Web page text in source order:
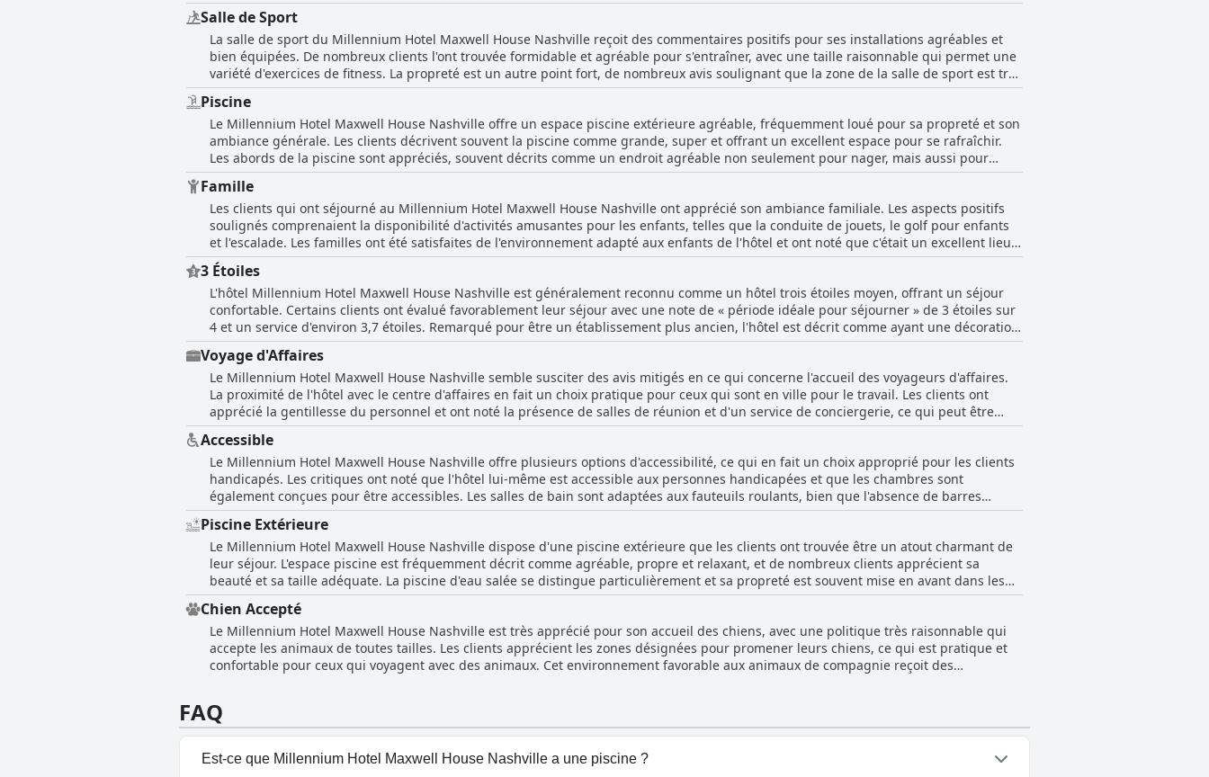
vue ont suscité des remarques positives. Les chambres ont été saluées pour leur taille et leur calme, et il est mentionné des lits
confortables. Cependant, pour les voyageurs qui privilégient la propreté et les installations modernes, cet hôtel peut ne pas répondre
aux attentes. Il semble que l'établissement pourrait bénéficier d'une rénovation complète et de services de ménage plus réguliers
afin d'améliorer la satisfaction des clients.
débordé ou qu'il avait besoin de badges nominatifs pour une meilleure identification, le consensus général est que l'équipe du
Millennium Hotel Maxwell House Nashville contribue grandement à un séjour accueillant et agréable. En résumé, le personnel de
l'hôtel se distingue par son amabilité, son professionnalisme et sa serviabilité, ce qui en fait un aspect positif important de
l'expérience client dans cet établissement de Nashville.
Wi-Fi. De plus, certains clients ont mentionné un manque d'information concernant le Wi-Fi gratuit et la possibilité de frais pour son
utilisation. Bien qu'il y ait des remarques positives, il semble que le service Wi-Fi pourrait bénéficier d'améliorations et d'une
communication plus claire.
Salle de Sport
La salle de sport du Millennium Hotel Maxwell House Nashville reçoit des commentaires positifs pour ses installations agréables et
bien équipées. De nombreux clients l'ont trouvée formidable et agréable pour s'entraîner, avec une taille raisonnable qui permet une
variété d'exercices de fitness. La propreté est un autre point fort, de nombreux avis soulignant que la zone de la salle de sport est très
propre. Cependant, quelques avis mentionnent des problèmes tels que le centre de remise en forme parfois sale et un manque de
gobelets d'eau. Malgré ces inconvénients mineurs, les impressions générales de la salle de sport sont favorables, les clients
appréciant les équipements disponibles pour maintenir leurs routines de remise en forme pendant leur séjour.
Piscine
Le Millennium Hotel Maxwell House Nashville offre un espace piscine extérieure agréable, fréquemment loué pour sa propreté et son
ambiance générale. Les clients décrivent souvent la piscine comme grande, super et offrant un excellent espace pour se rafraîchir.
Les abords de la piscine sont appréciés, souvent décrits comme un endroit agréable non seulement pour nager, mais aussi pour
promener les chiens. La piscine d'eau salée est mise en avant pour son attrait. Malgré ces aspects positifs, plusieurs clients ont
signalé des problèmes avec la piscine, notant des occasions où elle était fermée ou non chauffée, et quelques commentaires
mentionnaient qu'elle était verte. De plus, plusieurs critiques ont souligné des problèmes de propreté liés aux excréments de chiens
dans les ascenseurs et d'autres aspects vieillissants de l'hôtel.
Famille
Les clients qui ont séjourné au Millennium Hotel Maxwell House Nashville ont apprécié son ambiance familiale. Les aspects positifs
soulignés comprenaient la disponibilité d'activités amusantes pour les enfants, telles que la conduite de jouets, le golf pour enfants
et l'escalade. Les familles ont été satisfaites de l'environnement adapté aux enfants de l'hôtel et ont noté que c'était un excellent lieu
pour un voyage en famille. La présence d'un bain à remous à l'intérieur a ajouté à l'expérience agréable. De plus, les familles ont
apprécié d'être logées au même étage, ce qui facilitait la tâche pour les grands groupes familiaux. Malgré quelques plaintes
concernant le manque de serviettes et des problèmes mineurs de bruit, les commentaires généraux ont souligné l'adéquation de
l'hôtel pour les vacances en famille.
3 Étoiles
L'hôtel Millennium Hotel Maxwell House Nashville est généralement reconnu comme un hôtel trois étoiles moyen, offrant un séjour
confortable. Certains clients ont évalué favorablement leur séjour avec une note de « période idéale pour séjourner » de 3 étoiles sur
4 et un service d'environ 3,7 étoiles. Remarqué pour être un établissement plus ancien, l'hôtel est décrit comme ayant une décoration
basique, légèrement désuète, mais à un prix raisonnable pour ce qu'il offre. Malgré une apparence plus ancienne, sa proximité du
centre-ville et de certains restaurants locaux est un avantage pratique pour les clients. Bien que les chambres soient considérées
comme agréables pour le prix, quelques préoccupations ont été mentionnées, telles que l'absence de bouteilles d'eau dans les
chambres, le manque de disponibilité du petit-déjeuner et le bruit. Certains commentaires ont signalé des problèmes tels que des
toilettes qui ne fonctionnent pas et des problèmes occasionnels de parasites, indiquant une marge d'amélioration en matière
d'entretien et de propreté. Dans l'ensemble, il offre un niveau de service conforme à ce que l'on pourrait attendre d'un établissement
trois étoiles.
Voyage d'Affaires
Le Millennium Hotel Maxwell House Nashville semble susciter des avis mitigés en ce qui concerne l'accueil des voyageurs d'affaires.
La proximité de l'hôtel avec le centre d'affaires en fait un choix pratique pour ceux qui sont en ville pour le travail. Les clients ont
apprécié la gentillesse du personnel et ont noté la présence de salles de réunion et d'un service de conciergerie, ce qui peut être
avantageux pour les besoins professionnels. Malgré cela, il y a quelques inconvénients, tels que l'absence de service de navette vers
le centre-ville, le choix limité pour le petit-déjeuner, l'absence de café dans le hall et l'absence de réfrigérateurs dans les chambres.
De plus, certains commentaires suggèrent que l'hôtel manque d'installations professionnelles complètes et n'offre pas un restaurant
en service continu avec le petit-déjeuner. Bien que certains considèrent l'établissement comme un bon endroit pour les voyages
d'affaires, d'autres estiment qu'il ne répond pas pleinement aux activités et aux commodités liées aux affaires.
Accessible
Le Millennium Hotel Maxwell House Nashville offre plusieurs options d'accessibilité, ce qui en fait un choix approprié pour les clients
handicapés. Les critiques ont noté que l'hôtel lui-même est accessible aux personnes handicapées et que les chambres sont
également conçues pour être accessibles. Les salles de bain sont adaptées aux fauteuils roulants, bien que l'absence de barres
d'appui ait été mentionnée. Malgré ces points positifs, il y a eu des cas où des chambres accessibles ou pour handicapés étaient
apparemment indisponibles. L'emplacement de l'hôtel est pratique pour les clients, ce qui ajoute à son attrait général. Cependant,
certains commentaires ont fait état de problèmes avec d'autres commodités, tels que la propreté et le fonctionnement des
canalisations.
Piscine Extérieure
Le Millennium Hotel Maxwell House Nashville dispose d'une piscine extérieure que les clients ont trouvée être un atout charmant de
leur séjour. L'espace piscine est fréquemment décrit comme agréable, propre et relaxant, et de nombreux clients apprécient sa
beauté et sa taille adéquate. La piscine d'eau salée se distingue particulièrement et sa propreté est souvent mise en avant dans les
commentaires. Les clients mentionnent souvent à quel point la piscine et les terrains environnants sont agréables et bien entretenus,
ce qui contribue à une expérience globale plaisante. Malgré des problèmes mineurs comme l'absence de serviettes de piscine,
l'espace piscine bien entretenu et confortable laisse une impression positive sur les visiteurs, améliorant ainsi leur séjour à l'hôtel.
Chien Accepté
Le Millennium Hotel Maxwell House Nashville est très apprécié pour son accueil des chiens, avec une politique très raisonnable qui
accepte les animaux de toutes tailles. Les clients apprécient les zones désignées pour promener leurs chiens, ce qui est pratique et
confortable pour ceux qui voyagent avec des animaux. Cet environnement favorable aux animaux de compagnie reçoit des
d'animaux.
FAQ
Est-ce que Millennium Hotel Maxwell House Nashville a une piscine ?